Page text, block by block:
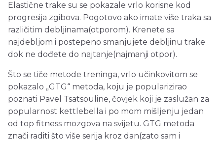
Elastične trake su se pokazale vrlo korisne kod
progresija zgibova. Pogotovo ako imate više traka sa
različitim debljinama(otporom). Krenete sa
najdebljom i postepeno smanjujete debljinu trake
dok ne dođete do najtanje(najmanji otpor).
Što se tiče metode treninga, vrlo učinkovitom se
pokazalo „GTG“ metoda, koju je popularizirao
poznati Pavel Tsatsouline, čovjek koji je zaslužan za
popularnost kettlebella i po mom mišljenju jedan
od top fitness mozgova na svijetu. GTG metoda
znači raditi što više serija kroz dan(zato sam i